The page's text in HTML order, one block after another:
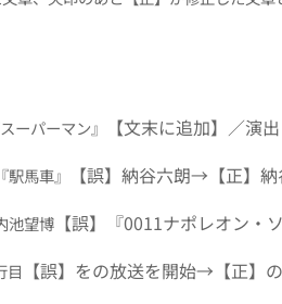
ーパーマン』 【文末に追加】／演
馬車』 【誤】納谷六朗→【正】
池望博 【誤】『0011ナポレオン・
目 【誤】をの放送を開始→【正】